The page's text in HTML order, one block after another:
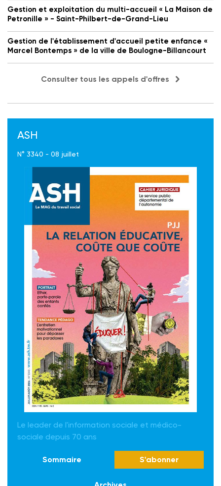
Gestion et exploitation du multi-accueil « La Maison de
Petronille » - Saint-Philbert-de-Grand-Lieu
Gestion de l'établissement d'accueil petite enfance «
Marcel Bontemps » de la ville de Boulogne-Billancourt
Consulter tous les appels d'offres
ASH
N° 3340 - 08 juillet
Le leader de l'information sociale et médico-
sociale depuis 70 ans
Sommaire S'abonner